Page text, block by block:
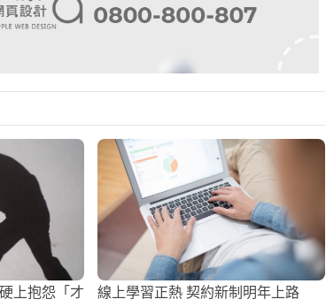
上抱怨「才
線上學習正熱 契約新制明年上路